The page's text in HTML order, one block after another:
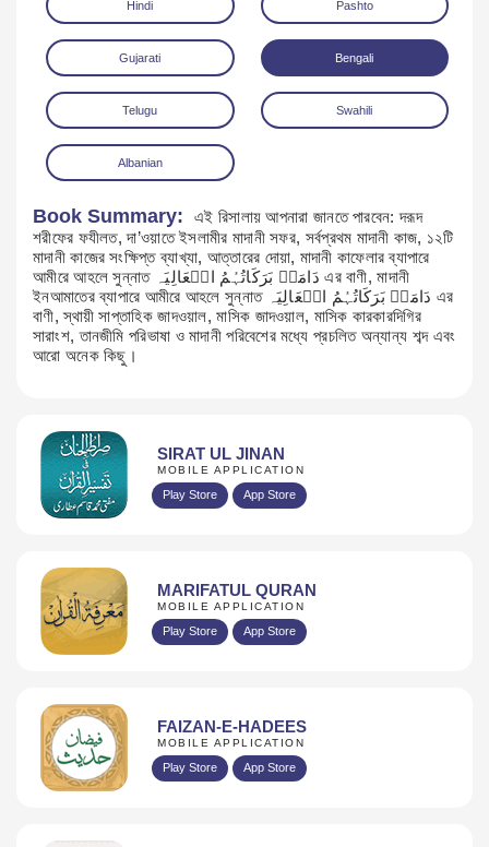
Hindi Pashto
Gujarati Bengali
Telugu Swahili
Albanian
Book Summary:
এই রিসালায় আপনারা জানতে পারবেন: দরূদ
শরীফের ফযীলত, দা’ওয়াতে ইসলামীর মাদানী সফর, সর্বপ্রথম মাদানী কাজ, ১২টি
মাদানী কাজের সংক্ষিপ্ত ব্যাখ্যা, আত্তারের দোয়া, মাদানী কাফেলার ব্যাপারে
আমীরে আহলে সুন্নাত دَامَتۡ بَرَکَاتُہُمُ الۡعَالِیَہ এর বাণী, মাদানী
ইনআমাতের ব্যাপারে আমীরে আহলে সুন্নাত دَامَتۡ بَرَکَاتُہُمُ الۡعَالِیَہ এর
বাণী, স্থায়ী সাপ্তাহিক জাদওয়াল, মাসিক জাদওয়াল, মাসিক কারকারদিগির
সারাংশ, তানজীমি পরিভাষা ও মাদানী পরিবেশের মধ্যে প্রচলিত অন্যান্য শব্দ এবং
আরো অনেক কিছু।
SIRAT UL JINAN
MOBILE APPLICATION
Play Store App Store
MARIFATUL QURAN
MOBILE APPLICATION
Play Store App Store
FAIZAN-E-HADEES
MOBILE APPLICATION
Play Store App Store